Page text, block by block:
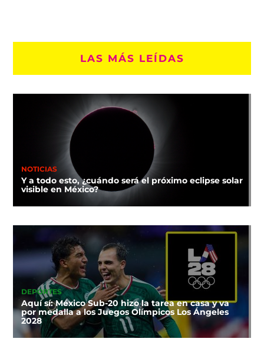
LAS MÁS LEÍDAS
NOTICIAS
Y a todo esto, ¿cuándo será el próximo eclipse solar
visible en México?
DEPORTES
Aquí sí: México Sub-20 hizo la tarea en casa y va
por medalla a los Juegos Olímpicos Los Ángeles
2028